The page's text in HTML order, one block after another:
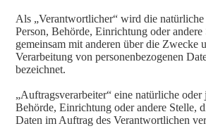
Als „Verantwortlicher“ wird die
Person, Behörde, Einrichtung oder
gemeinsam mit anderen über die Zwecke
Verarbeitung von personenbezogenen
bezeichnet.
„Auftragsverarbeiter“ eine natürliche oder
Behörde, Einrichtung oder andere Stelle,
Daten im Auftrag des Verantwortlichen